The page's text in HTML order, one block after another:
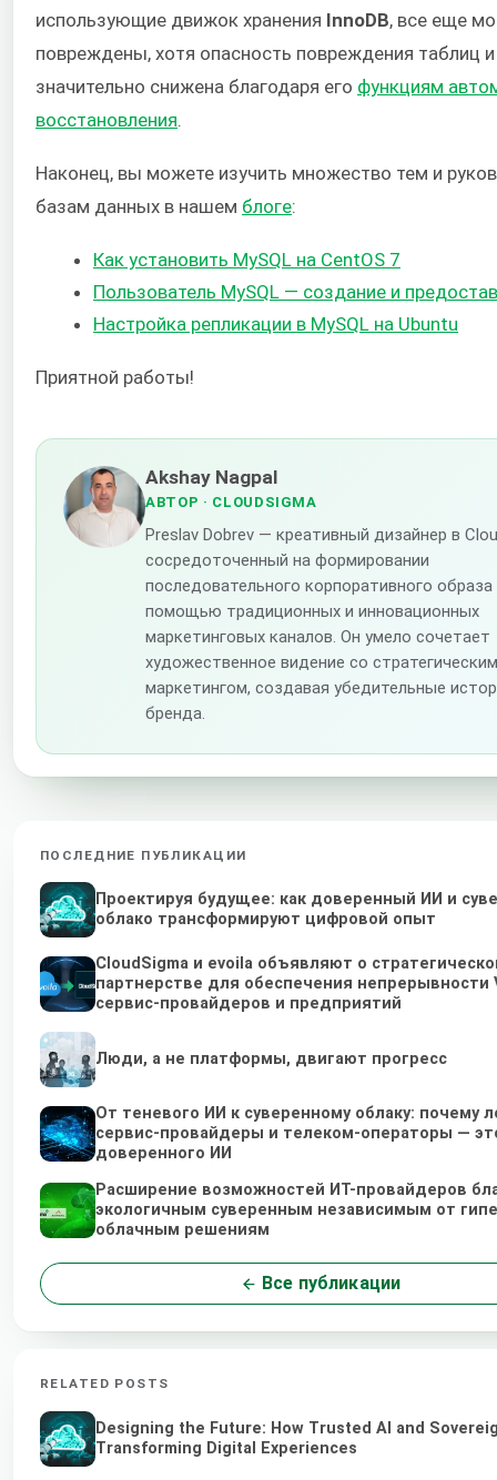
использующие движок хранения InnoDB, все еще
повреждены, хотя опасность повреждения таблиц
значительно снижена благодаря его функциям
восстановления
Наконец, вы можете изучить множество тем и
базам данных в нашем блоге:
Как установить MySQL на CentOS 7
Пользователь MySQL — создание и
Настройка репликации в MySQL на Ubuntu
Приятной работы!
Akshay Nagpal
АВТОР · CLOUDSIGMA
Preslav Dobrev — креативный дизайнер в
сосредоточенный на формировании
последовательного корпоративного образа
помощью традиционных и инновационных
маркетинговых каналов. Он умело сочетает
художественное видение со стратегическим
маркетингом, создавая убедительные
бренда.
ПОСЛЕДНИЕ ПУБЛИКАЦИИ
Проектируя будущее: как доверенный ИИ и
облако трансформируют цифровой опыт
CloudSigma и evoila объявляют о
партнерстве для обеспечения непрерывности
сервис-провайдеров и предприятий
Люди, а не платформы, двигают прогресс
От теневого ИИ к суверенному облаку: почему
сервис-провайдеры и телеком-операторы —
доверенного ИИ
Расширение возможностей ИТ-провайдеров
экологичным суверенным независимым от
облачным решениям
Все публикации
RELATED POSTS
Designing the Future: How Trusted AI and
Transforming Digital Experiences